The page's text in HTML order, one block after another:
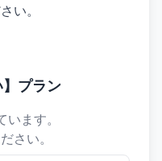
い。
】プラン
ます。
さい。